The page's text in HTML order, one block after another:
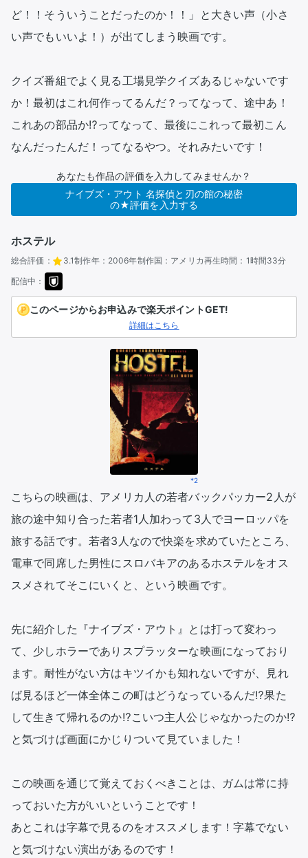
ど！！そういうことだったのか！！」と大きい声（小さ
い声でもいいよ！）が出てしまう映画です。
クイズ番組でよく見る工場見学クイズあるじゃないです
か！最初はこれ何作ってるんだ？ってなって、途中あ！
これあの部品か⁉ってなって、最後にこれって最初こん
なんだったんだ！ってなるやつ。それみたいです！
あなたも作品の評価を入力してみませんか？
ナイブズ・アウト 名探偵と刃の館の秘密
の★評価を入力する
ホステル
総合評価： 3.1制作年： 2006年制作国： アメリカ再生時間： 1時間33分
配信中：
このページからお申込みで楽天ポイントGET!
詳細はこちら
*2
こちらの映画は、アメリカ人の若者バックパッカー2人が
旅の途中知り合った若者1人加わって3人でヨーロッパを
旅する話です。若者3人なので快楽を求めていたところ、
電車で同席した男性にスロバキアのあるホステルをオス
スメされてそこにいくと、という映画です。
先に紹介した『ナイブズ・アウト』とは打って変わっ
て、少しホラーでありスプラッターな映画になっており
ます。耐性がない方はキツイかも知れないですが、見れ
ば見るほど一体全体この町はどうなっているんだ⁉果た
して生きて帰れるのか⁉こいつ主人公じゃなかったのか⁉
と気づけば画面にかじりついて見ていました！
この映画を通じて覚えておくべきことは、ガムは常に持
っておいた方がいいということです！
あとこれは字幕で見るのをオススメします！字幕でない
と気づけない演出があるのです！